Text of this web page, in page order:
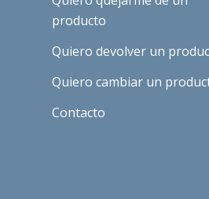
producto
Quiero devolver un
Quiero cambiar un
Contacto